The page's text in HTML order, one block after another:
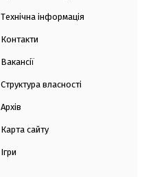
Технічна інформація
Контакти
Вакансії
Структура власності
Архів
Карта сайту
Ігри